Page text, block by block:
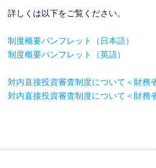
詳しくは以下をご覧ください。
制度概要パンフレット（日本語）
制度概要パンフレット（英語）
対内直接投資審査制度について＜財務
対内直接投資審査制度について＜財務